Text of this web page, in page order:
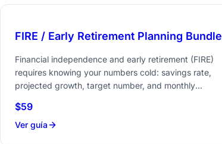
FIRE / Early Retirement Planning Bundle
Financial independence and early retirement (FIRE)
requires knowing your numbers cold: savings rate,
projected growth, target number, and monthly
that matter for FIRE.
$59
Ver guía